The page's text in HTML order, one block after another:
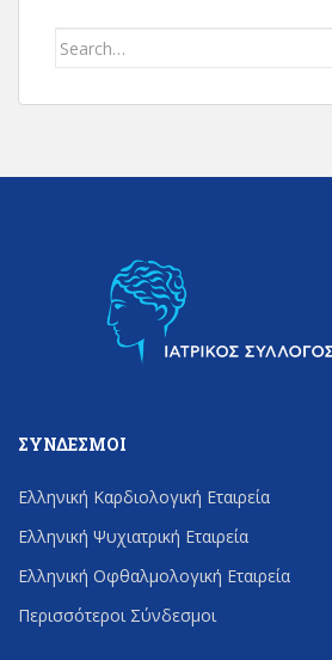
Search
ΣΎΝΔΕΣΜΟΙ
Ελληνική Καρδιολογική Εταιρεία
Ελληνική Ψυχιατρική Εταιρεία
Ελληνική Οφθαλμολογική Εταιρεία
Περισσότεροι Σύνδεσμοι